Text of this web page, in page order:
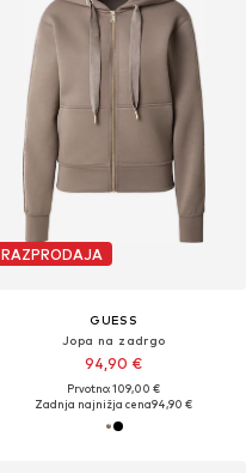
RAZPRODAJA
GUESS
Jopa na zadrgo
94,90 €
Prvotno: 109,00 €
Zadnja najnižja cena94,90 €